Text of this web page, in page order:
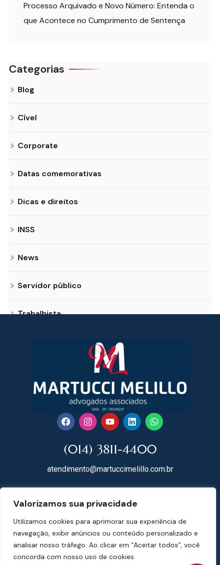
Valorizamos sua privacidade
Utilizamos cookies para aprimorar sua experiência de
navegação, exibir anúncios ou conteúdo personalizado e
analisar nosso tráfego. Ao clicar em “Aceitar todos”, você
concorda com nosso uso de cookies.
Processo Arquivado e Novo Número: Entenda o
que Acontece no Cumprimento de Sentença
Categorias
Blog
Cível
Corporate
Datas comemorativas
Dicas e direitos
INSS
News
Servidor público
Trabalhista
(014) 3811-4400
atendimento@martuccimelillo.com.br
18602-091 Centro – Botucatu – SP